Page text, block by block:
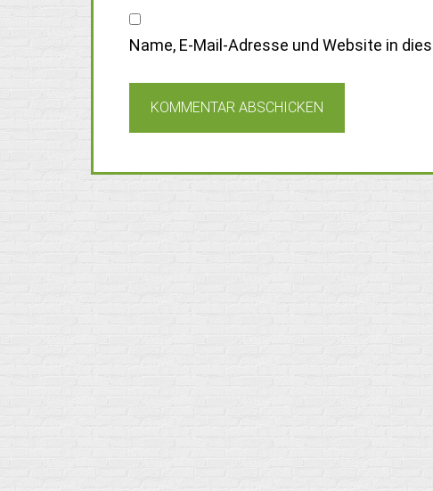
Name, E-Mail-Adresse und Website in